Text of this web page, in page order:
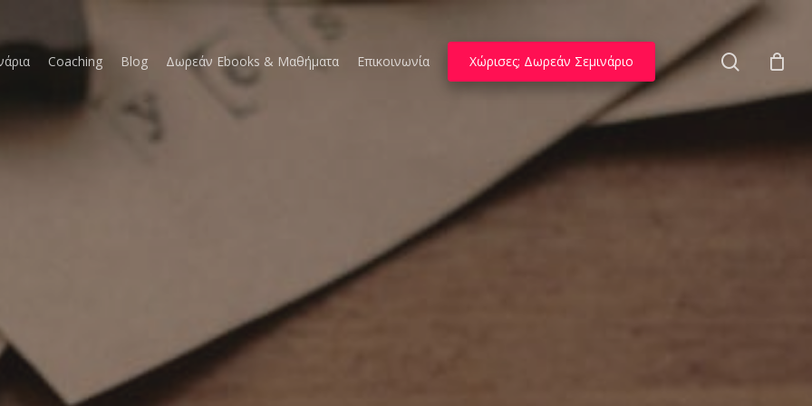
Coaching Blog Δωρεάν Ebooks & Μαθήματα Επικοινωνία Χώρισες; Δωρεάν Σεμινάριο search